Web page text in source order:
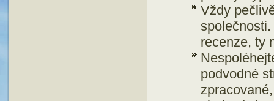
Vždy
recenze, ty
podvodné